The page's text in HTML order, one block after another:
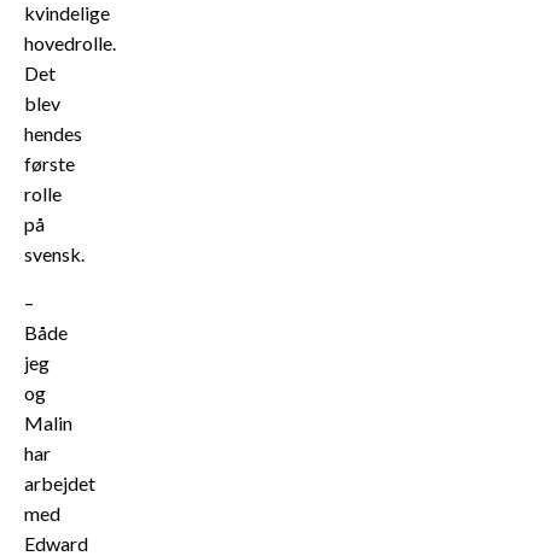
kvindelige
hovedrolle.
Det
blev
hendes
første
rolle
på
svensk.
–
Både
jeg
og
Malin
har
arbejdet
med
Edward